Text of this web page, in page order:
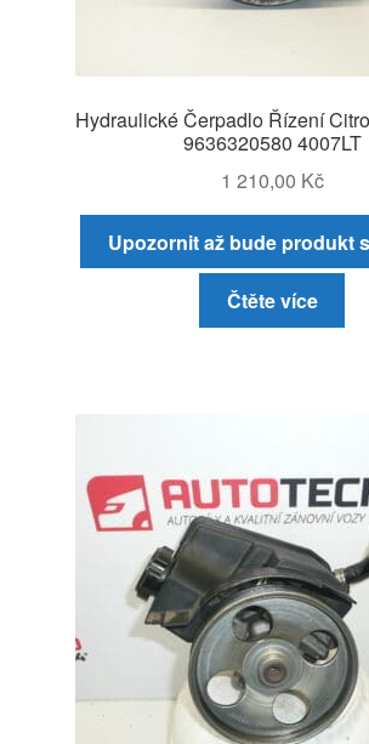
Hydraulické Čerpadlo Řízení
9636320580 4007LT
1 210,00 Kč
Upozornit až bude produkt
Čtěte více